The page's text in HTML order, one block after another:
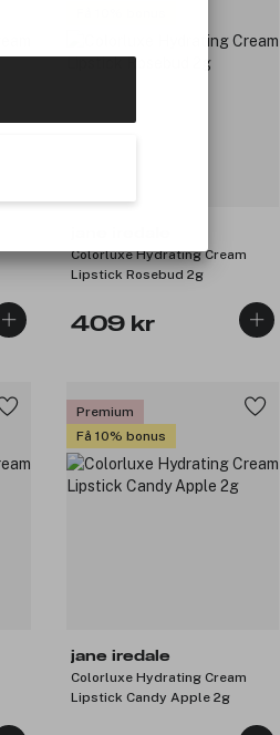
Colorluxe Hydrating Cream
Lipstick Rosebud 2g
409 kr
Premium
Få 10% bonus
jane iredale
Colorluxe Hydrating Cream
Lipstick Candy Apple 2g